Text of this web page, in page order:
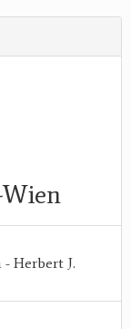
Herbert J.